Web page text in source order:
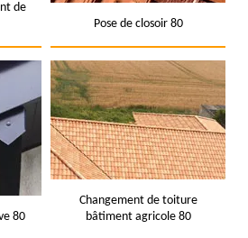
de
Pose de closoir 80
80
Changement de toiture
bâtiment agricole 80